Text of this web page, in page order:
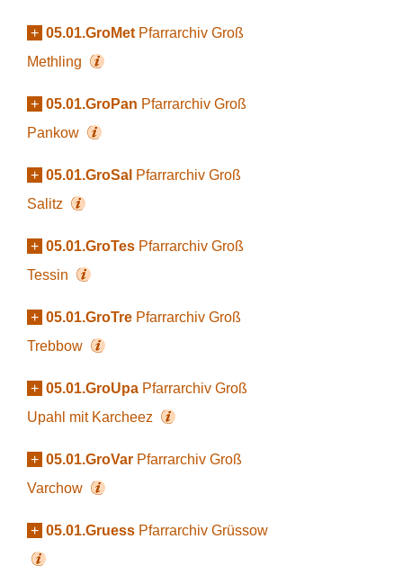
+ 05.01.GroMet Pfarrarchiv Groß
Methling
+ 05.01.GroPan Pfarrarchiv Groß
Pankow
+ 05.01.GroSal Pfarrarchiv Groß
Salitz
+ 05.01.GroTes Pfarrarchiv Groß
Tessin
+ 05.01.GroTre Pfarrarchiv Groß
Trebbow
+ 05.01.GroUpa Pfarrarchiv Groß
Upahl mit Karcheez
+ 05.01.GroVar Pfarrarchiv Groß
Varchow
+ 05.01.Gruess Pfarrarchiv Grüssow